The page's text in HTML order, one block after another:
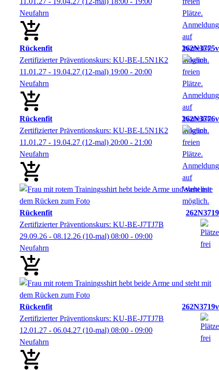
Neufahrn
Rückenfit
262N3775v
Zertifizierter Präventionskurs: KU-BE-L5N1K2
11.01.27 - 19.04.27 (12-mal) 19:00 - 20:00
Neufahrn
Rückenfit
262N3776v
Zertifizierter Präventionskurs: KU-BE-L5N1K2
11.01.27 - 19.04.27 (12-mal) 20:00 - 21:00
Neufahrn
Rückenfit
262N3719
Zertifizierter Präventionskurs: KU-BE-J7TJ7B
29.09.26 - 08.12.26 (10-mal) 08:00 - 09:00
Neufahrn
Rückenfit
262N3719v
Zertifizierter Präventionskurs: KU-BE-J7TJ7B
12.01.27 - 06.04.27 (10-mal) 08:00 - 09:00
Neufahrn